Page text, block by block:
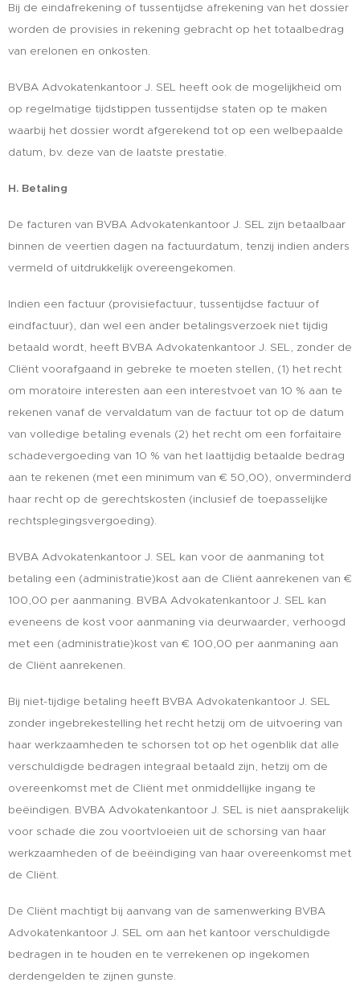
Bij de eindafrekening of tussentijdse afrekening van het dossier
worden de provisies in rekening gebracht op het totaalbedrag
van erelonen en onkosten.
BVBA Advokatenkantoor J. SEL heeft ook de mogelijkheid om
op regelmatige tijdstippen tussentijdse staten op te maken
waarbij het dossier wordt afgerekend tot op een welbepaalde
datum, bv. deze van de laatste prestatie.
H. Betaling
De facturen van BVBA Advokatenkantoor J. SEL zijn betaalbaar
binnen de veertien dagen na factuurdatum, tenzij indien anders
vermeld of uitdrukkelijk overeengekomen.
Indien een factuur (provisiefactuur, tussentijdse factuur of
eindfactuur), dan wel een ander betalingsverzoek niet tijdig
betaald wordt, heeft BVBA Advokatenkantoor J. SEL, zonder de
Cliënt voorafgaand in gebreke te moeten stellen, (1) het recht
om moratoire interesten aan een interestvoet van 10 % aan te
rekenen vanaf de vervaldatum van de factuur tot op de datum
van volledige betaling evenals (2) het recht om een forfaitaire
schadevergoeding van 10 % van het laattijdig betaalde bedrag
aan te rekenen (met een minimum van € 50,00), onverminderd
haar recht op de gerechtskosten (inclusief de toepasselijke
rechtsplegingsvergoeding).
BVBA Advokatenkantoor J. SEL kan voor de aanmaning tot
betaling een (administratie)kost aan de Cliënt aanrekenen van €
100,00 per aanmaning. BVBA Advokatenkantoor J. SEL kan
eveneens de kost voor aanmaning via deurwaarder, verhoogd
met een (administratie)kost van € 100,00 per aanmaning aan
de Cliënt aanrekenen.
Bij niet-tijdige betaling heeft BVBA Advokatenkantoor J. SEL
zonder ingebrekestelling het recht hetzij om de uitvoering van
haar werkzaamheden te schorsen tot op het ogenblik dat alle
verschuldigde bedragen integraal betaald zijn, hetzij om de
overeenkomst met de Cliënt met onmiddellijke ingang te
beëindigen. BVBA Advokatenkantoor J. SEL is niet aansprakelijk
voor schade die zou voortvloeien uit de schorsing van haar
werkzaamheden of de beëindiging van haar overeenkomst met
de Cliënt.
De Cliënt machtigt bij aanvang van de samenwerking BVBA
Advokatenkantoor J. SEL om aan het kantoor verschuldigde
bedragen in te houden en te verrekenen op ingekomen
derdengelden te zijnen gunste.